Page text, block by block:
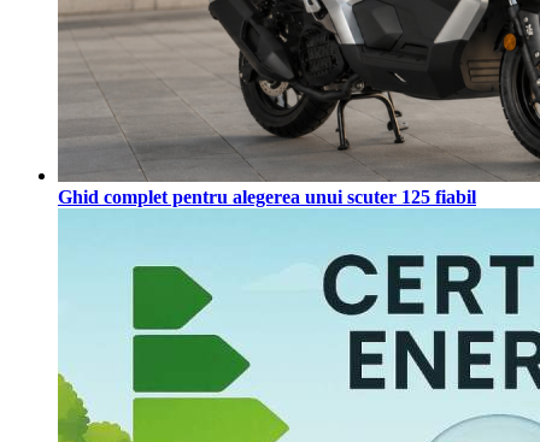
Ghid complet pentru alegerea unui scuter 125 fiabil